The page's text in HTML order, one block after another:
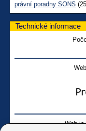
právní poradny SONS
Technické informace
Web je